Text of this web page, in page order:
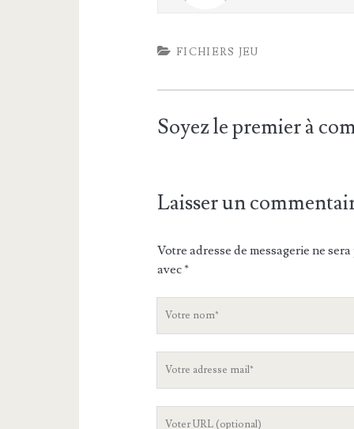
FICHIERS JEU
Soyez le premier à
Laisser un
Votre adresse de messagerie ne
avec*
V
n
V
L